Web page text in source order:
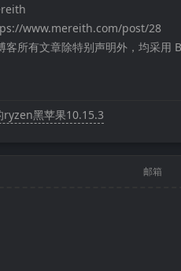
www.mereith.com/post/28
客所有文章除特别声明外，均采用
黑苹果10.15.3
邮箱